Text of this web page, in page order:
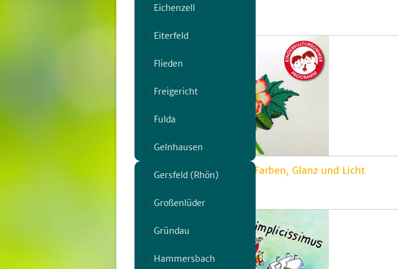
Eichenzell
Eiterfeld
Flieden
Freigericht
Fulda
Gelnhausen
Gersfeld (Rhön)
Großenlüder
Gründau
Hammersbach
Bezaubernde Welt aus Farben, Glanz und Licht